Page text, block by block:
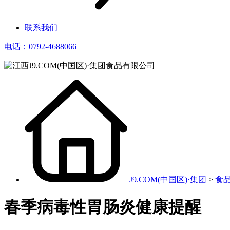
联系我们
电话：0792-4688066
J9.COM(中国区)·集团 > 食
春季病毒性胃肠炎健康提醒